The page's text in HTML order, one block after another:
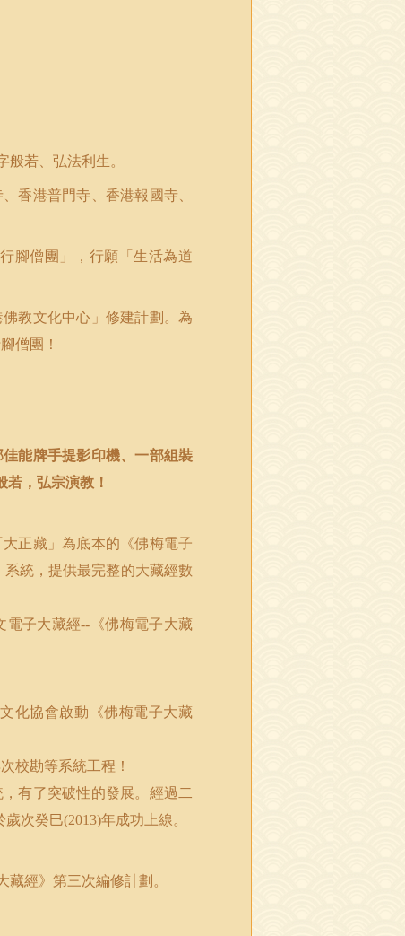
若、弘法利生。
香港普門寺、香港報國寺、
腳僧團」，行願「生活為道
教文化中心」修建計劃。為
僧團！
能牌手提影印機、一部組裝
，弘宗演教！
正藏」為底本的《佛梅電子
統，提供最完整的大藏經數
電子大藏經-- 《佛梅電子大藏
化協會啟動《佛梅電子大藏
校勘等系統工程！
有了突破性的發展。經過二
歲次癸巳(2013)年成功上線。
經》第三次編修計劃。